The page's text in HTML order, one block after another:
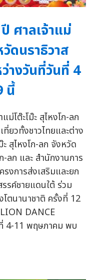
ศาลเจ้าแม่
ดนราธิวาส
างวันที่วันที่ 4
นี้
ม่โต๊ะโม๊ะ สุไหงโก-ลก
ยวทั้งชาวไทยและต่าง
สุไหงโก-ลก จังหวัด
-ลก และ สำนักงานการ
งการส่งเสริมและยก
รค์ชายแดนใต้ ร่วม
ตนานาชาติ ครั้งที่ 12
DANCE
4-11 พฤษภาคม พบ